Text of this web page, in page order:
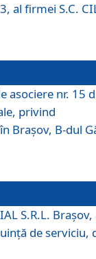
al firmei S.C.
asociere nr. 15
privind
Brașov, B-dul
S.R.L. Brașov,
de serviciu,